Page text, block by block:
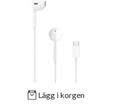
Lägg i korgen